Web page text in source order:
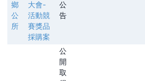
鄉
公
所
大會-
活動競
賽獎品
採購案
公
告
公
開
取